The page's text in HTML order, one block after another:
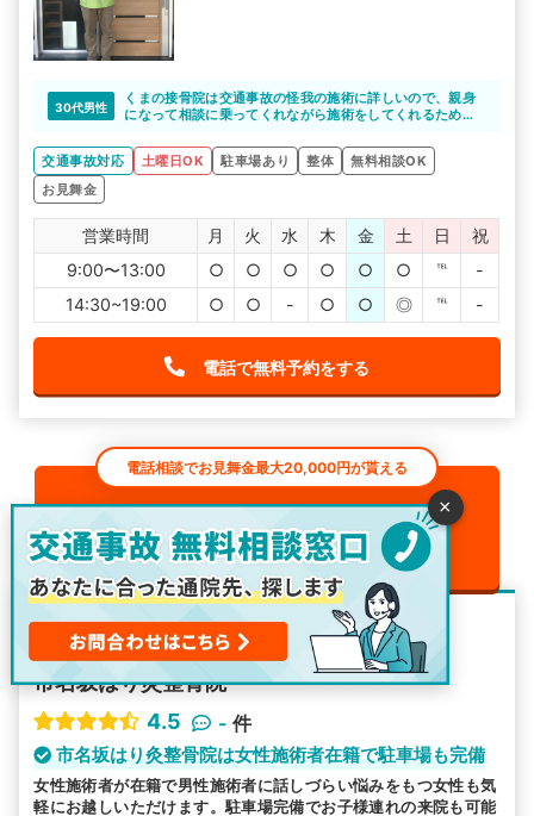
30代男性
くまの接骨院は交通事故の怪我の施術に詳しいので、親身
になって相談に乗ってくれながら施術をしてくれるため頼
交通事故対応
土曜日OK 駐車場あり 整体
無料相談OK
お見舞金
営業時間 月 火 水 木 金 土 日
祝
9:00〜13:00
○ ○ ○ ○ ○ ○ ℡
-
14:30~19:00
○ ○ - ○ ○ ◎ ℡ -
電話で無料予約をする
電話相談でお見舞金最大20,000円が貰える
対応
0120-963-887
※050に切り替わる場合があります（通話無料）
整骨院・接骨院
市名坂はり灸整骨院
4.5
- 件
市名坂はり灸整骨院は女性施術者在籍で駐車場も完備
女性施術者が在籍で男性施術者に話しづらい悩みをもつ女性も気
軽にお越しいただけます。駐車場完備でお子様連れの来院も可能
×